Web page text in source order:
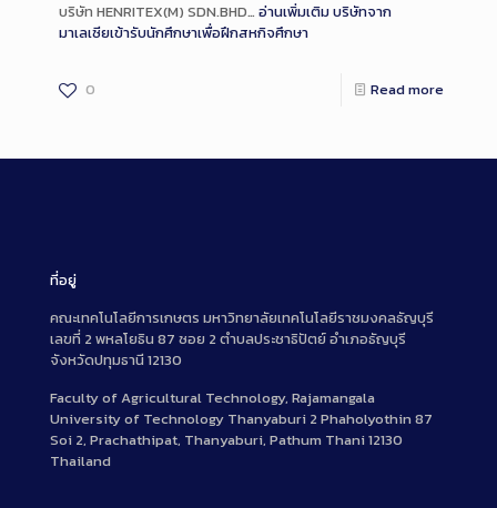
บริษัท HENRITEX(M) SDN.BHD… อ่านเพิ่มเติมบริษัทจาก
มาเลเซียเข้ารับนักศึกษาเพื่อฝึกสหกิจศึกษา
0 Read more
ที่อยู่
คณะเทคโนโลยีการเกษตร มหาวิทยาลัยเทคโนโลยีราชมงคลธัญบุรี
เลขที่ 2 พหลโยธิน 87 ซอย 2 ตำบลประชาธิปัตย์ อำเภอธัญบุรี
จังหวัดปทุมธานี 12130
Faculty of Agricultural Technology, Rajamangala
University of Technology Thanyaburi 2 Phaholyothin 87
Soi 2, Prachathipat, Thanyaburi, Pathum Thani 12130
Thailand